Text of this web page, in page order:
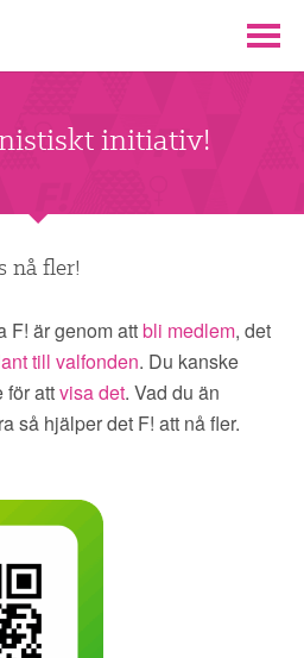
▼
initiativ!
nå fler!
F! är genom attbli medlem, det
till valfonden. Du kanske
för attvisa det. Vad du än
så hjälper det F! att nå fler.